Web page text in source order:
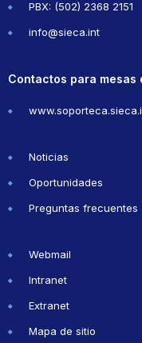
PBX: (502) 2368 2151
info@sieca.int
Contactos para
Noticias
Oportunidades
Preguntas frecuentes
Webmail
Intranet
Extranet
Mapa de sitio